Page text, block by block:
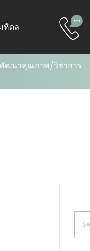
หิดล
ฒนาคุณภาพ/วิชาการ